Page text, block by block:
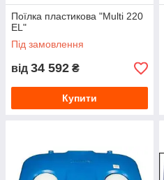
Поїлка пластикова "Multi 220
EL"
Під замовлення
від 34 592 ₴
Купити